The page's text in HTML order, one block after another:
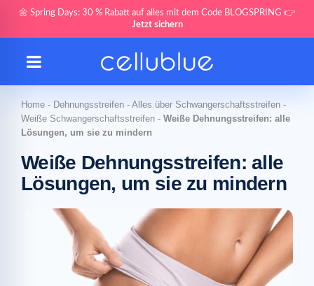
🌼 Spring Days: 30 % Rabatt auf alles mit dem Code BLOGSPRING 👉
Jetzt sichern
Home - Dehnungsstreifen - Alles über Schwangerschaftsstreifen -
Weiße Schwangerschaftsstreifen - Weiße Dehnungsstreifen: alle
Lösungen, um sie zu mindern
Weiße Dehnungsstreifen: alle
Lösungen, um sie zu mindern